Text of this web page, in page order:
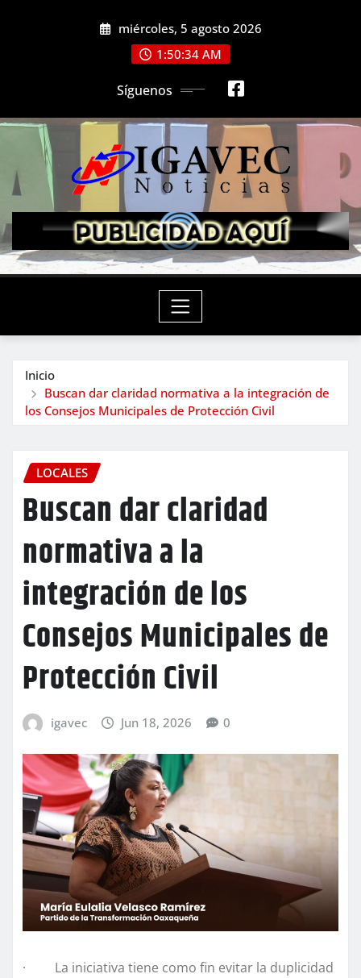
miércoles, 5 agosto 2026
1:50:36 AM
Síguenos
Inicio
Buscan dar claridad normativa a la integración de
los Consejos Municipales de Protección Civil
LOCALES
Buscan dar claridad
normativa a la
integración de los
Consejos Municipales de
Protección Civil
igavec Jun 18, 2026 0
· La iniciativa tiene como fin evitar la duplicidad